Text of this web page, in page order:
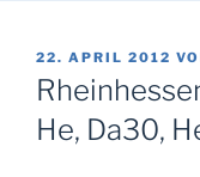
VERÖFFENTLICHT
AM
22. APRIL 2012
He, Da30,